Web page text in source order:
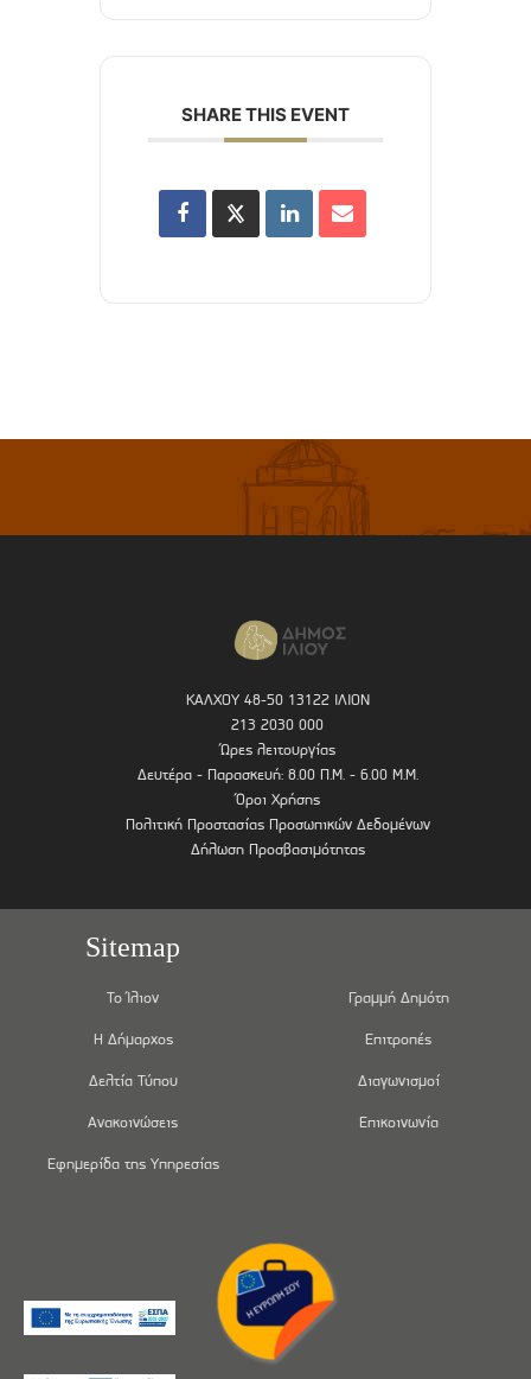
SHARE THIS EVENT
ΚΑΛΧΟΥ 48-50 13122 ΙΛΙΟΝ
213 2030 000
Ώρες λειτουργίας
Δευτέρα - Παρασκευή: 8.00 Π.Μ. - 6.00 Μ.Μ.
Όροι Χρήσης
Πολιτική Προστασίας Προσωπικών Δεδομένων
Δήλωση Προσβασιμότητας
Sitemap
Το Ίλιον
Η Δήμαρχος
Δελτία Τύπου
Ανακοινώσεις
Εφημερίδα της Υπηρεσίας
Γραμμή Δημότη
Επιτροπές
Διαγωνισμοί
Επικοινωνία